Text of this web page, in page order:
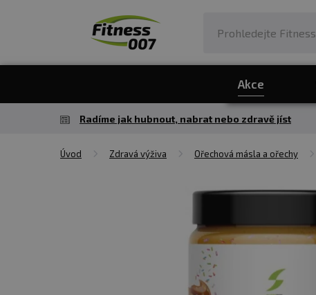
Akce
Radíme jak hubnout, nabrat nebo zdravě jíst
Úvod Zdravá výživa Ořechová másla a ořechy